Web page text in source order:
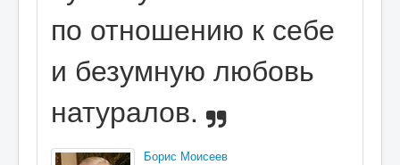
по отношению к себе
и безумную любовь
натуралов.
Борис Моисеев